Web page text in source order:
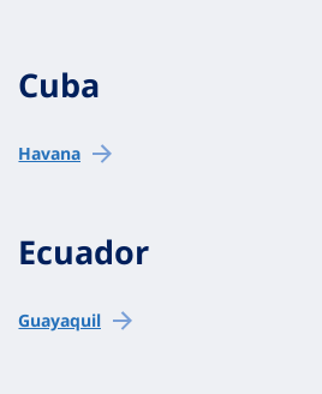
Cuba
Havana
Ecuador
Guayaquil